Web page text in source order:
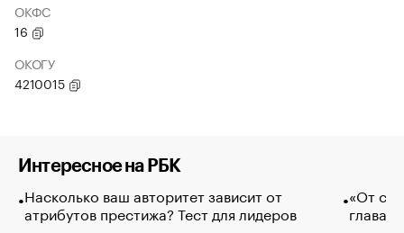
ОКФС
16
ОКОГУ
4210015
Интересное на РБК
Насколько ваш авторитет зависит от
атрибутов престижа? Тест для лидеров
«От
глава